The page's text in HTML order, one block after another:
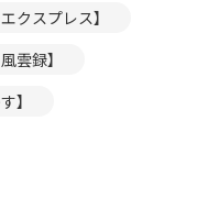
クスプレス】
雲録】
】